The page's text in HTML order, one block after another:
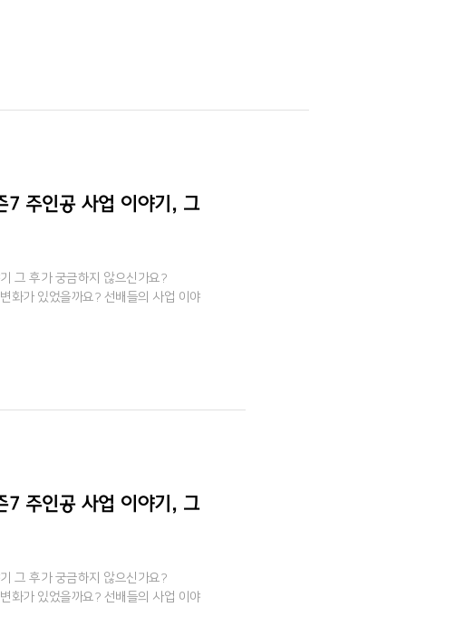
주인공 사업 이야기, 그
그 후가 궁금하지 않으신가요?
화가 있었을까요? 선배들의 사업 이야
주인공 사업 이야기, 그
그 후가 궁금하지 않으신가요?
화가 있었을까요? 선배들의 사업 이야